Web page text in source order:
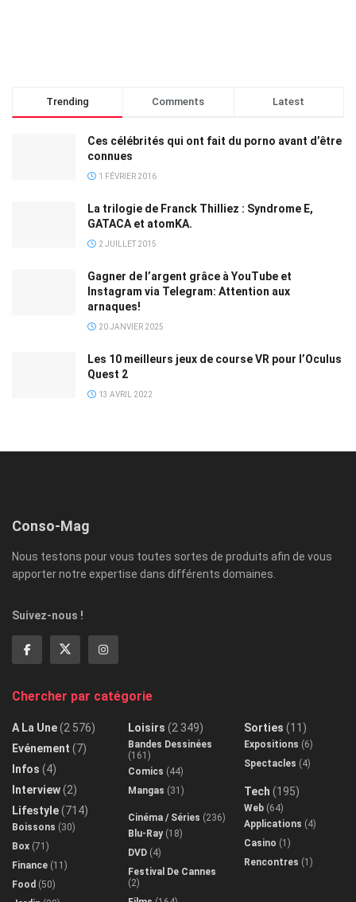
Trending Comments Latest
Ces célébrités qui ont fait du porno avant d’être
connues
1 FÉVRIER 2016
La trilogie de Franck Thilliez : Syndrome E,
GATACA et atomKA.
2 JUILLET 2015
Gagner de l’argent grâce à YouTube et
Instagram via Telegram: Attention aux
arnaques!
20 JANVIER 2025
Les 10 meilleurs jeux de course VR pour l’Oculus
Quest 2
13 AVRIL 2022
Conso-Mag
Nous testons pour vous toutes sortes de produits afin de vous
apporter notre expertise dans différents domaines.
Suivez-nous !
Chercher par catégorie
A La Une(2 576)
Evénement (7)
Infos (4)
Interview(2)
Lifestyle(714)
Boissons (30)
Box (71)
Finance (11)
Food (50)
Loisirs (2 349)
Bandes Dessinées
(161)
Comics (44)
Mangas (31)
Cinéma / Séries (236)
Blu-Ray(18)
DVD (4)
Festival De Cannes
(2)
Sorties (11)
Expositions (6)
Spectacles (4)
Tech (195)
Web (64)
Applications (4)
Casino (1)
Rencontres (1)